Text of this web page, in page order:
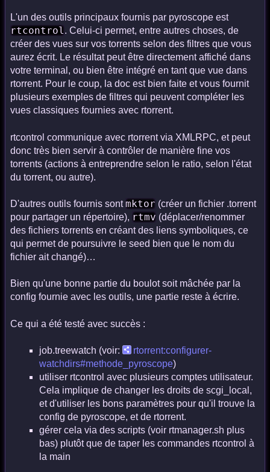
L'un des outils principaux fournis par pyroscope est
rtcontrol. Celui-ci permet, entre autres choses, de
créer des vues sur vos torrents selon des filtres que vous
aurez écrit. Le résultat peut être directement affiché dans
votre terminal, ou bien être intégré en tant que vue dans
rtorrent. Pour le coup, la doc est bien faite et vous fournit
plusieurs exemples de filtres qui peuvent compléter les
vues classiques fournies avec rtorrent.
rtcontrol communique avec rtorrent via XMLRPC, et peut
donc très bien servir à contrôler de manière fine vos
torrents (actions à entreprendre selon le ratio, selon l'état
du torrent, ou autre).
D'autres outils fournis sontmktor (créer un fichier .torrent
pour partager un répertoire), rtmv (déplacer/renommer
des fichiers torrents en créant des liens symboliques, ce
qui permet de poursuivre le seed bien que le nom du
fichier ait changé)…
Bien qu'une bonne partie du boulot soit mâchée par la
config fournie avec les outils, une partie reste à écrire.
Ce qui a été testé avec succès :
job.treewatch (voir:
rtorrent:configurer-
watchdirs#methode_pyroscope)
utiliser rtcontrol avec plusieurs comptes utilisateur.
Cela implique de changer les droits de scgi_local,
et d'utiliser les bons paramètres pour qu'il trouve la
config de pyroscope, et de rtorrent.
gérer cela via des scripts (voir rtmanager.sh plus
bas) plutôt que de taper les commandes rtcontrol à
la main